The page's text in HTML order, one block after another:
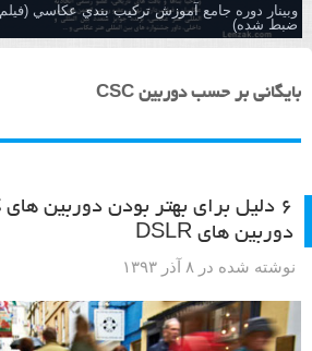
وبینار دوره جامع آموزش تركيب بندي عكاسي (فیلم
ضبط شده)
بایگانی بر حسب دوربین CSC
دوربین های DSLR
نوشته شده در ۸ آذر ۱۳۹۳